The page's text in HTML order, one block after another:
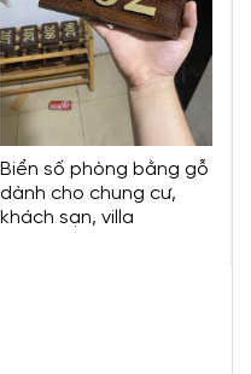
Biển số phòng bằng gỗ
dành cho chung cư,
khách sạn, villa